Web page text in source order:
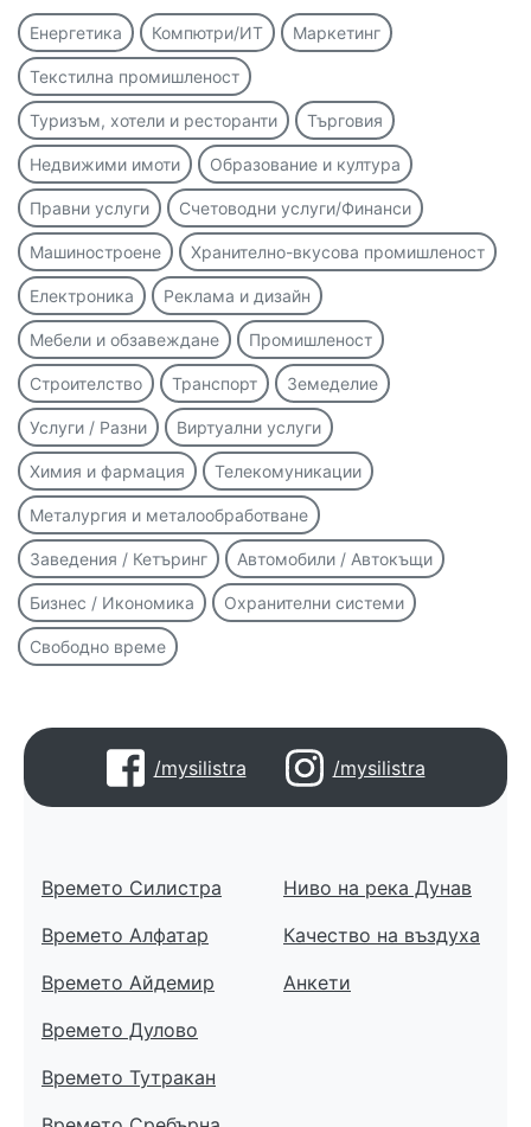
Енергетика Компютри/ИТ Маркетинг
Текстилна промишленост
Туризъм, хотели и ресторанти Търговия
Недвижими имоти Образование и култура
Правни услуги Счетоводни услуги/Финанси
Машиностроене Хранително-вкусова промишленост
Електроника Реклама и дизайн
Мебели и обзавеждане Промишленост
Строителство Транспорт Земеделие
Услуги / Разни Виртуални услуги
Химия и фармация Телекомуникации
Металургия и металообработване
Заведения / Кетъринг Автомобили / Автокъщи
Бизнес / Икономика Охранителни системи
Свободно време
/mysilistra /mysilistra
Времето Силистра
Времето Алфатар
Времето Айдемир
Времето Дулово
Времето Тутракан
Ниво на река Дунав
Качество на въздуха
Анкети